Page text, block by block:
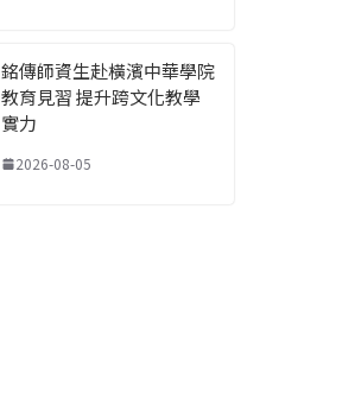
銘傳師資生赴橫濱中華學院
教育見習 提升跨文化教學
實力
2026-08-05